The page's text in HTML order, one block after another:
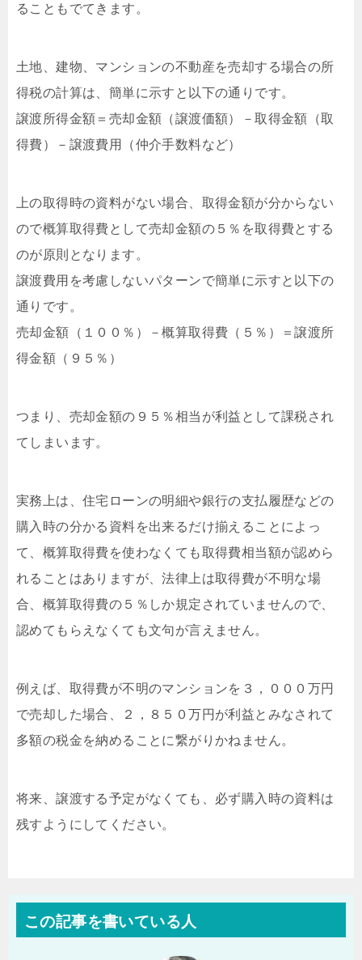
ることもでてきます。
土地、建物、マンションの不動産を売却する場合の所
得税の計算は、簡単に示すと以下の通りです。
譲渡所得金額＝売却金額（譲渡価額）－取得金額（取
得費）－譲渡費用（仲介手数料など）
上の取得時の資料がない場合、取得金額が分からない
ので概算取得費として売却金額の５％を取得費とする
のが原則となります。
譲渡費用を考慮しないパターンで簡単に示すと以下の
通りです。
売却金額（１００％）－概算取得費（５％）＝譲渡所
得金額（９５％）
つまり、売却金額の９５％相当が利益として課税され
てしまいます。
実務上は、住宅ローンの明細や銀行の支払履歴などの
購入時の分かる資料を出来るだけ揃えることによっ
て、概算取得費を使わなくても取得費相当額が認めら
れることはありますが、法律上は取得費が不明な場
合、概算取得費の５％しか規定されていませんので、
認めてもらえなくても文句が言えません。
例えば、取得費が不明のマンションを３，０００万円
で売却した場合、２，８５０万円が利益とみなされて
多額の税金を納めることに繋がりかねません。
将来、譲渡する予定がなくても、必ず購入時の資料は
残すようにしてください。
この記事を書いている人